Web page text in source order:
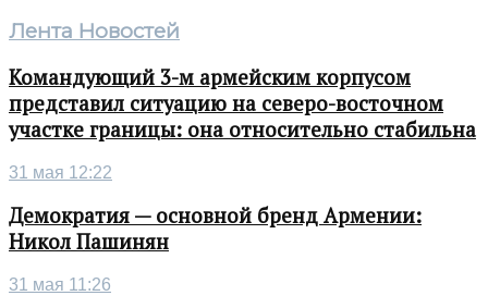
Лента Новостей
Командующий 3-м армейским корпусом
представил ситуацию на северо-восточном
участке границы: она относительно стабильна
31 мая 12:22
Демократия — основной бренд Армении:
Никол Пашинян
31 мая 11:26